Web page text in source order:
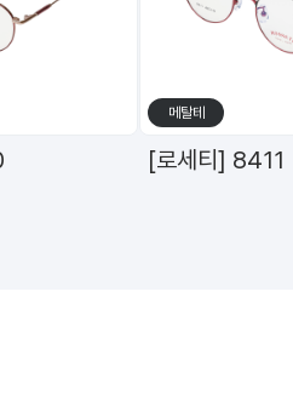
메탈테
[로세티] 8411